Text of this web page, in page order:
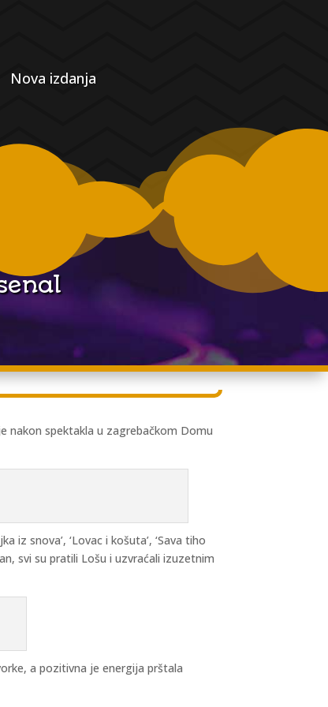
Nova izdanja
nakon spektakla u zagrebačkom Domu
iz snova’, ‘Lovac i košuta’, ‘Sava tiho
svi su pratili Lošu i uzvraćali izuzetnim
a pozitivna je energija prštala